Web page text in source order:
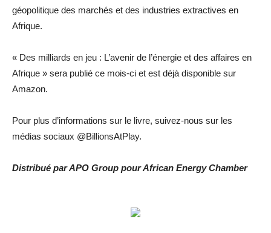
géopolitique des marchés et des industries extractives en
Afrique.
« Des milliards en jeu : L’avenir de l’énergie et des affaires en
Afrique » sera publié ce mois-ci et est déjà disponible sur
Amazon.
Pour plus d’informations sur le livre, suivez-nous sur les
médias sociaux @BillionsAtPlay.
Distribué par APO Group pour African Energy Chamber